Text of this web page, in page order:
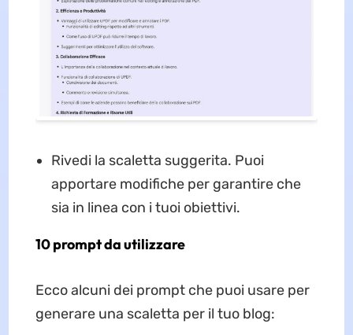
Rivedi la scaletta suggerita. Puoi
apportare modifiche per garantire che
sia in linea con i tuoi obiettivi.
10 prompt da utilizzare
Ecco alcuni dei prompt che puoi usare per
generare una scaletta per il tuo blog: